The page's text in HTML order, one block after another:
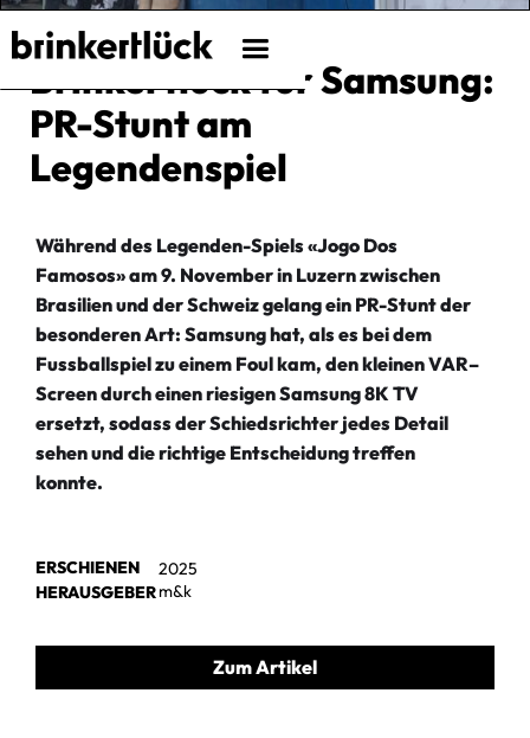
Brinkertlück für Samsung:
PR-Stunt am
Legendenspiel
Während des Legenden-Spiels «Jogo Dos
Famosos» am 9. November in Luzern zwischen
Brasilien und der Schweiz gelang ein PR-Stunt der
besonderen Art: Samsung hat, als es bei dem
Fussballspiel zu einem Foul kam, den kleinen VAR–
Screen durch einen riesigen Samsung 8K TV
ersetzt, sodass der Schiedsrichter jedes Detail
sehen und die richtige Entscheidung treffen
konnte.
ERSCHIENEN
2025
HERAUSGEBERm&k
Zum Artikel